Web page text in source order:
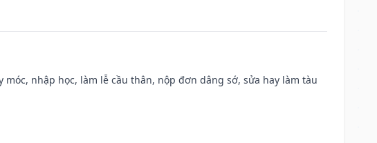
nhập học, làm lễ cầu thân, nộp đơn dâng sớ, sửa hay làm tàu